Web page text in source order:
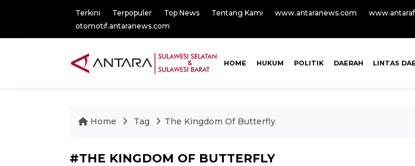
Terkini Terpopuler Top News Tentang Kami www.antaranews.com
otomotif.antaranews.com
HOME HUKUM POLITIK DAERAH LINTAS
Home Tag The Kingdom Of Butterfly
#THE KINGDOM OF BUTTERFLY